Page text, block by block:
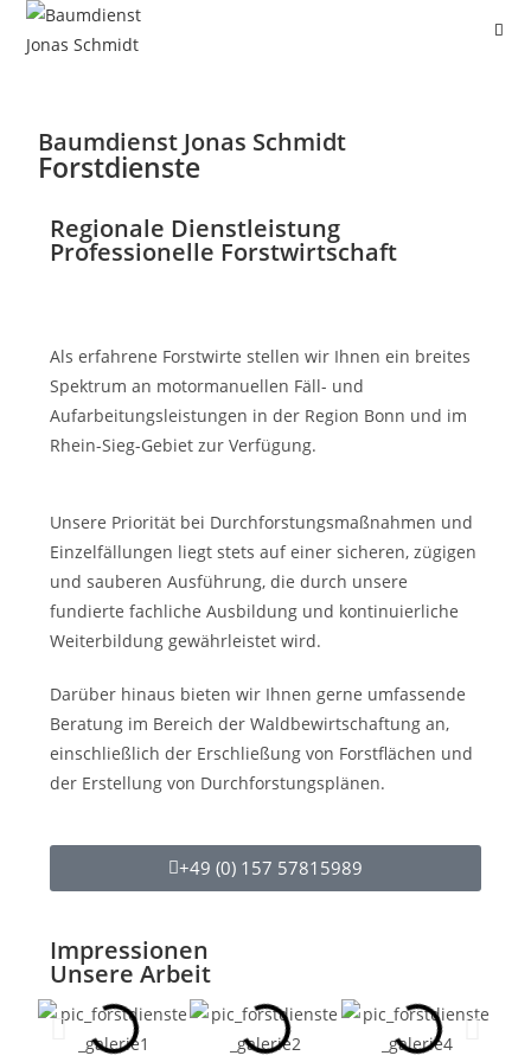
Baumdienst Jonas Schmidt
Forstdienste
Regionale Dienstleistung
Professionelle Forstwirtschaft
Als erfahrene Forstwirte stellen wir Ihnen ein breites
Spektrum an motormanuellen Fäll- und
Aufarbeitungsleistungen in der Region Bonn und im
Rhein-Sieg-Gebiet zur Verfügung.
Unsere Priorität bei Durchforstungsmaßnahmen und
Einzelfällungen liegt stets auf einer sicheren, zügigen
und sauberen Ausführung, die durch unsere
fundierte fachliche Ausbildung und kontinuierliche
Weiterbildung gewährleistet wird.
Darüber hinaus bieten wir Ihnen gerne umfassende
Beratung im Bereich der Waldbewirtschaftung an,
einschließlich der Erschließung von Forstflächen und
der Erstellung von Durchforstungsplänen.
+49 (0) 157 57815989
Impressionen
Unsere Arbeit